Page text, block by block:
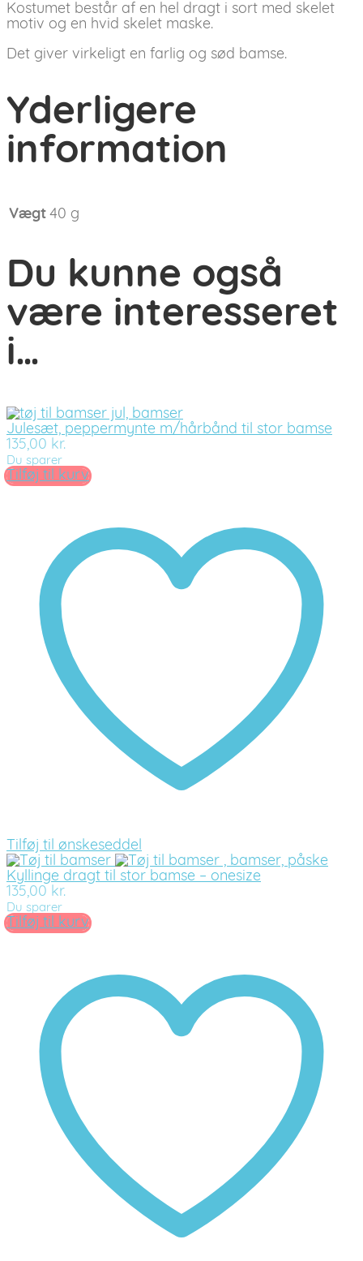
Kostumet består af en hel dragt i sort med skelet
motiv og en hvid skelet maske.
Det giver virkeligt en farlig og sød bamse.
Yderligere
information
Vægt 40 g
Du kunne også
være interesseret
i…
Julesæt, peppermynte m/hårbånd til stor bamse
135,00 kr.
Du sparer
Tilføj til kurv
Tilføj til ønskeseddel
Kyllinge dragt til stor bamse – onesize
135,00 kr.
Du sparer
Tilføj til kurv